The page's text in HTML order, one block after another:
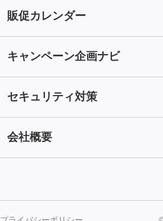
販促カレンダー
キャンペーン企画ナビ
セキュリティ対策
会社概要